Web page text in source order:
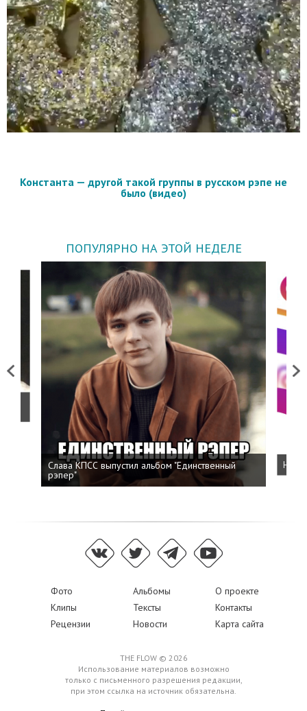
Константа — другой такой группы в русском рэпе не
было (видео)
ПОПУЛЯРНО НА ЭТОЙ НЕДЕЛЕ
Previous
Слава КПСС выпустил альбом "Единственный
рэпер"
Next
Фото Альбомы
О проекте
Клипы
Тексты
Контакты
Рецензии
Новости Карта сайта
THE FLOW © 2026
Использование материалов возможно
только с письменного разрешения редакции,
при этом ссылка на источник обязательна.